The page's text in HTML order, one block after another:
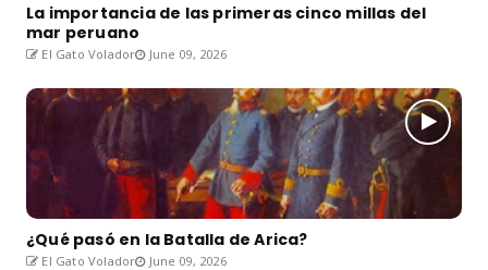
La importancia de las primeras cinco millas del
mar peruano
El Gato Volador June 09, 2026
¿Qué pasó en la Batalla de Arica?
El Gato Volador June 09, 2026